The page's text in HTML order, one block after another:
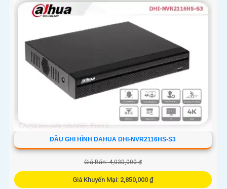
ĐẦU GHI HÌNH DAHUA DHI-NVR2116HS-S3
Giá Bán: 4,030,000 ₫
Giá Khuyến Mại: 2,850,000 ₫